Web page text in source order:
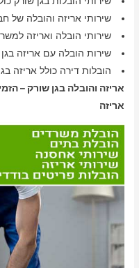
שירותי אריזה והובלה של
שירותי הובלה ואריזה
שירות הובלה עם אריזה
הובלות דירה כולל אריזה
אריזה והובלה בגן שורק –
אריזה